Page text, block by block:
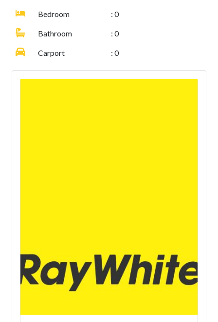
Bedroom : 0
Bathroom : 0
Carport : 0